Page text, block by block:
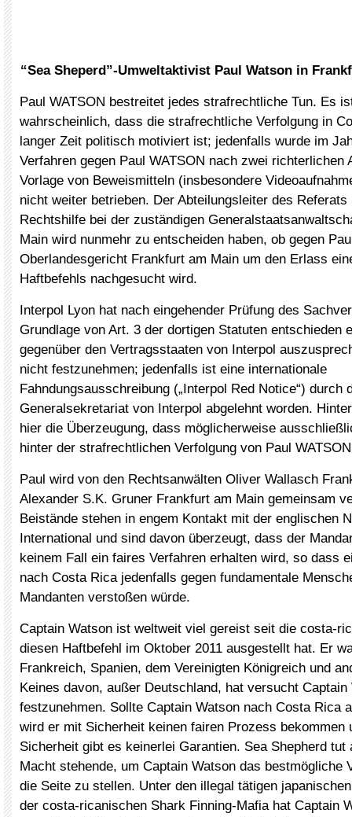
“Sea Sheperd”-Umweltaktivist Paul Watson in
Paul WATSON bestreitet jedes strafrechtliche Tun. Es
wahrscheinlich, dass die strafrechtliche Verfolgung in
langer Zeit politisch motiviert ist; jedenfalls wurde im
Verfahren gegen Paul WATSON nach zwei richterlichen
Vorlage von Beweismitteln (insbesondere
nicht weiter betrieben. Der Abteilungsleiter des Referats
Rechtshilfe bei der zuständigen
Main wird nunmehr zu entscheiden haben, ob gegen
Oberlandesgericht Frankfurt am Main um den Erlass
Haftbefehls nachgesucht wird.
Interpol Lyon hat nach eingehender Prüfung des
Grundlage von Art. 3 der dortigen Statuten entschieden
gegenüber den Vertragsstaaten von Interpol
nicht festzunehmen; jedenfalls ist eine internationale
Fahndungsausschreibung („Interpol Red Notice“) durch
Generalsekretariat von Interpol abgelehnt worden.
hier die Überzeugung, dass möglicherweise
hinter der strafrechtlichen Verfolgung von Paul
Paul wird von den Rechtsanwälten Oliver Wallasch
Alexander S.K. Gruner Frankfurt am Main gemeinsam
Beistände stehen in engem Kontakt mit der englischen
International und sind davon überzeugt, dass der
keinem Fall ein faires Verfahren erhalten wird, so dass
nach Costa Rica jedenfalls gegen fundamentale
Mandanten verstoßen würde.
Captain Watson ist weltweit viel gereist seit die costa-
diesen Haftbefehl im Oktober 2011 ausgestellt hat. Er
Frankreich, Spanien, dem Vereinigten Königreich und
Keines davon, außer Deutschland, hat versucht Captain
festzunehmen. Sollte Captain Watson nach Costa Rica
wird er mit Sicherheit keinen fairen Prozess bekommen
Sicherheit gibt es keinerlei Garantien. Sea Shepherd tut
Macht stehende, um Captain Watson das bestmögliche
die Seite zu stellen. Unter den illegal tätigen
der costa-ricanischen Shark Finning-Mafia hat Captain